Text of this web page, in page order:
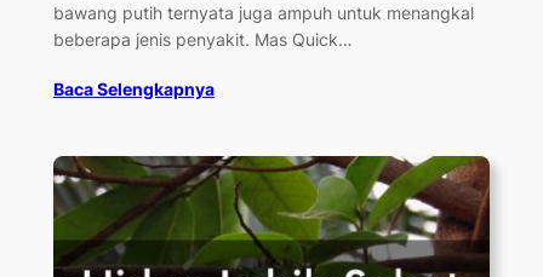
bawang putih ternyata juga ampuh untuk menangkal
beberapa jenis penyakit. Mas Quick…
Baca Selengkapnya